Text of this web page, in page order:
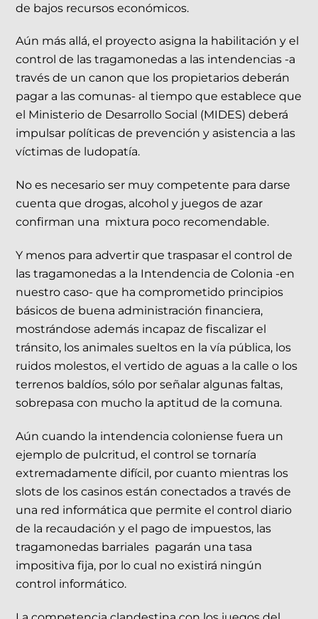
de bajos recursos económicos.
Aún más allá, el proyecto asigna la habilitación y el
control de las tragamonedas a las intendencias -a
través de un canon que los propietarios deberán
pagar a las comunas- al tiempo que establece que
el Ministerio de Desarrollo Social (MIDES) deberá
impulsar políticas de prevención y asistencia a las
víctimas de ludopatía.
No es necesario ser muy competente para darse
cuenta que drogas, alcohol y juegos de azar
confirman una mixtura poco recomendable.
Y menos para advertir que traspasar el control de
las tragamonedas a la Intendencia de Colonia -en
nuestro caso- que ha comprometido principios
básicos de buena administración financiera,
mostrándose además incapaz de fiscalizar el
tránsito, los animales sueltos en la vía pública, los
ruidos molestos, el vertido de aguas a la calle o los
terrenos baldíos, sólo por señalar algunas faltas,
sobrepasa con mucho la aptitud de la comuna.
Aún cuando la intendencia coloniense fuera un
ejemplo de pulcritud, el control se tornaría
extremadamente difícil, por cuanto mientras los
slots de los casinos están conectados a través de
una red informática que permite el control diario
de la recaudación y el pago de impuestos, las
tragamonedas barriales pagarán una tasa
impositiva fija, por lo cual no existirá ningún
control informático.